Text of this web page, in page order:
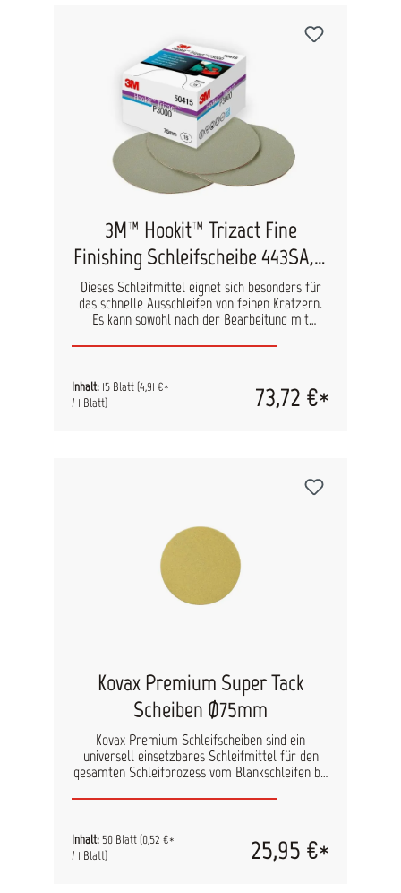
3M™ Hookit™ Trizact Fine
Finishing Schleifscheibe 443SA, ø
75 mm
Dieses Schleifmittel eignet sich besonders für
das schnelle Ausschleifen von feinen Kratzern.
Es kann sowohl nach der Bearbeitung mit
Finish-Bereich eingesetzt werden. Inhalt: 15 Blatt
Inhalt: 15 Blatt(4,91 €*
/ 1 Blatt)
73,72 €*
Kovax Premium Super Tack
Scheiben Ø75mm
Kovax Premium Schleifscheiben sind ein
universell einsetzbares Schleifmittel für den
gesamten Schleifprozess vom Blankschleifen bis
besitzen eine hohe Aggresivität, was sich durch
gleichmäßige Schliffbild erspart dem Anwender
intensive Nacharbeiten.Achtung Abverkauf.
Inhalt:50 Blatt(0,52 €*
/ 1 Blatt)
25,95 €*